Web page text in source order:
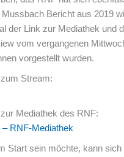
Mussbach Bericht aus 2019
der Link zur Mediathek und
vom vergangenen
vorgestellt wurden.
Stream:
Mediathek des RNF:
RNF-Mediathek
Start sein möchte, kann sich